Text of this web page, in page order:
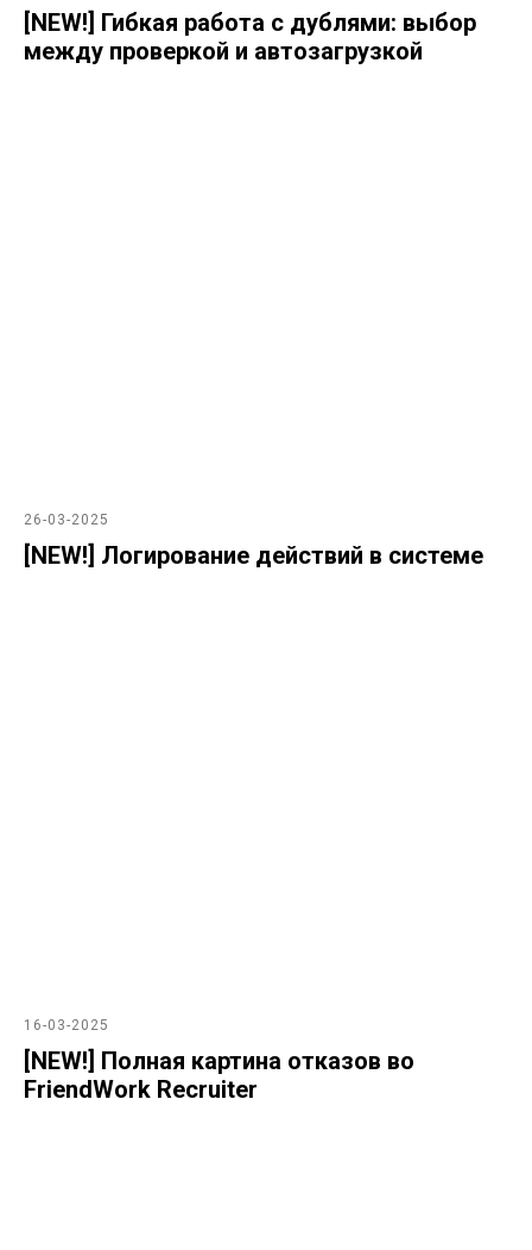
[NEW!] Гибкая работа с дублями: выбор
между проверкой и автозагрузкой
26-03-2025
[NEW!] Логирование действий в системе
16-03-2025
[NEW!] Полная картина отказов во
FriendWork Recruiter